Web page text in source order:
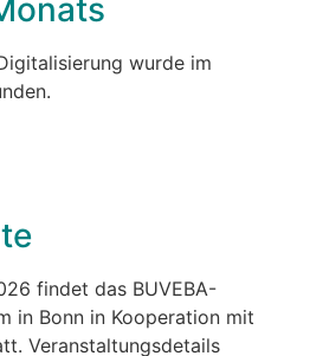
wurde im
findet das BUVEBA-
in Bonn in Kooperation mit
Veranstaltungsdetails